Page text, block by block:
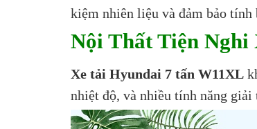
kiệm nhiên liệu và đảm bảo tính
Nội Thất Tiện Nghi
Xe tải Hyundai 7 tấn W11XL
nhiệt độ, và nhiều tính năng